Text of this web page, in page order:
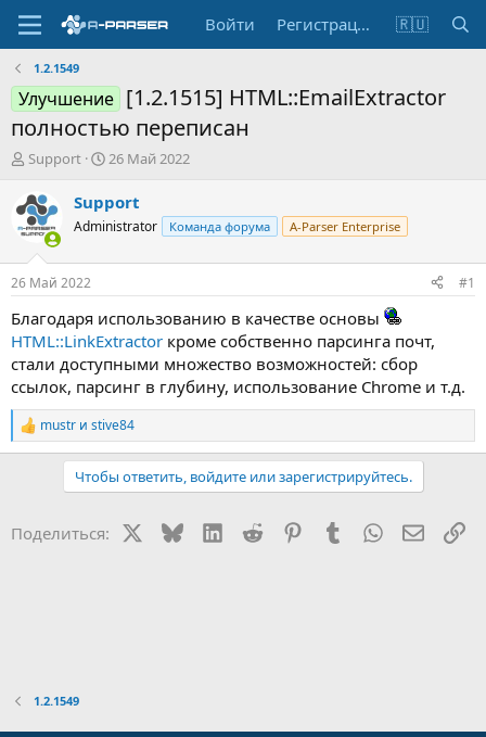
Войти Регистрация 🇷🇺
1.2.1549
Улучшение [1.2.1515] HTML::EmailExtractor
полностью переписан
А
т
о
р
т
е
м
ы
Support
Д
т
а
н
а
л
а
26 Май 2022
Support
Administrator Команда форума A-Parser Enterprise
26 Май 2022 #1
Благодаря использованию в качестве основы
HTML::LinkExtractor кроме собственно парсинга почт,
стали доступными множество возможностей: сбор
ссылок, парсинг в глубину, использование Chrome и т.д.
Р
е
и
mustr и stive84
Чтобы ответить, войдите или зарегистрируйтесь.
Поделиться: BlueskyLinkedIn
Reddit PinterestTumblr WhatsApp
1.2.1549